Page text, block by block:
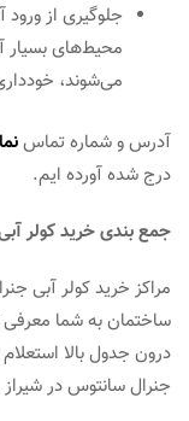
جلوگیری از
محیط‌های بسیار
می‌شوند،
آدرس و شماره تماس
درج شده آورده ایم.
جمع بندی خرید کولر
مراکز خرید کولر آبی
ساختمان به شما معرفی
درون جدول بالا
جنرال سانتوس در شیراز